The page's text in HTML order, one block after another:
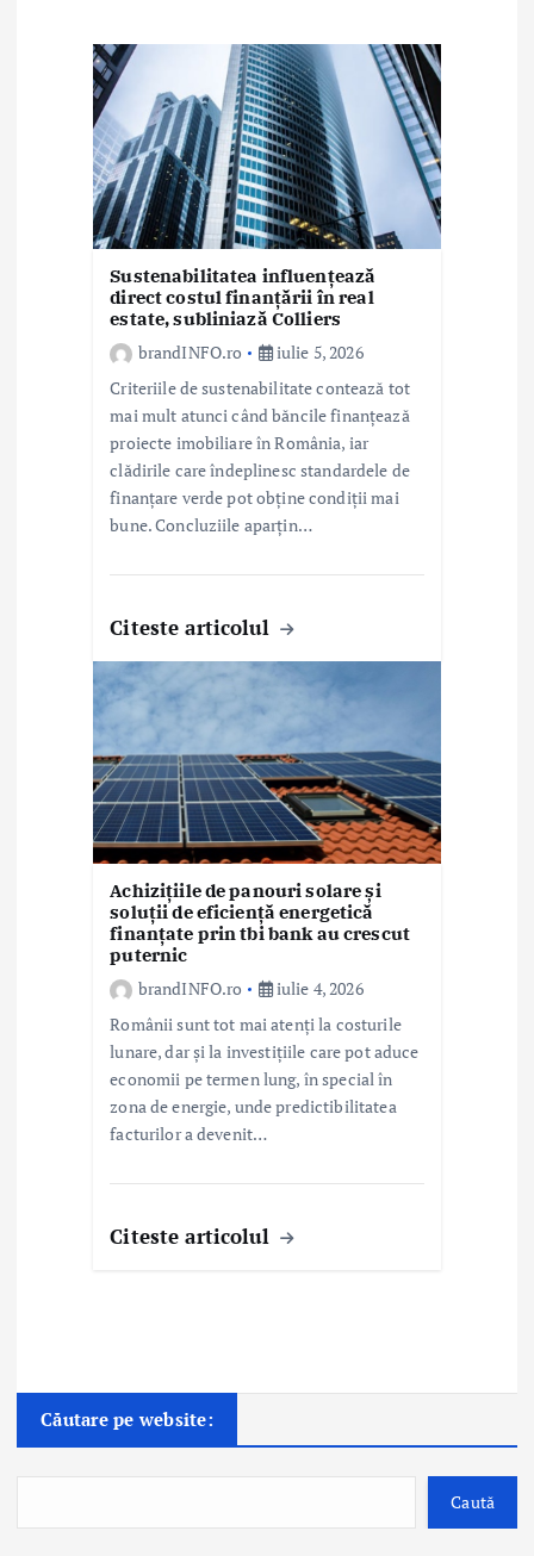
Sustenabilitatea influențează
direct costul finanțării în real
estate, subliniază Colliers
brandINFO.ro
iulie 5, 2026
Criteriile de sustenabilitate contează tot
mai mult atunci când băncile finanțează
proiecte imobiliare în România, iar
clădirile care îndeplinesc standardele de
finanțare verde pot obține condiții mai
bune. Concluziile aparțin…
Citeste articolul
Achizițiile de panouri solare și
soluții de eficiență energetică
finanțate prin tbi bank au crescut
puternic
brandINFO.ro
iulie 4, 2026
Românii sunt tot mai atenți la costurile
lunare, dar și la investițiile care pot aduce
economii pe termen lung, în special în
zona de energie, unde predictibilitatea
facturilor a devenit…
Citeste articolul
Căutare pe website:
Caută